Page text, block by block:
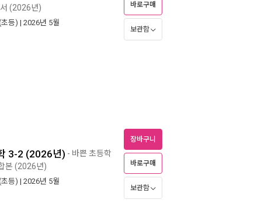
(2026년)
등) | 2026년 5월
바로구매
보관함
3-2 (2026년) - 바쁜 초등학
본 (2026년)
등) | 2026년 5월
장바구니
바로구매
보관함